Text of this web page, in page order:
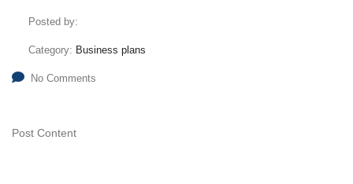
Posted by:
Category: Business plans
No Comments
Post Content